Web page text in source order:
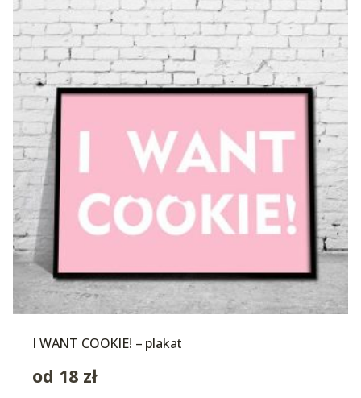
I WANT COOKIE! – plakat
od 18 zł